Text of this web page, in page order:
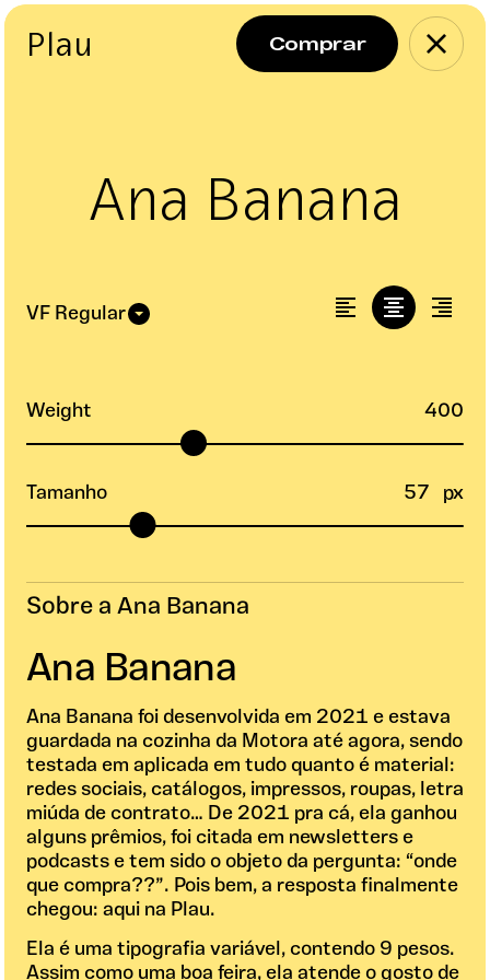
Plau
Ana Banana
Weight 400
Tamanho 57 px
Sobre a Ana Banana
Ana Banana
Ana Banana foi desenvolvida em 2021 e estava
guardada na cozinha da Motora até agora, sendo
testada em aplicada em tudo quanto é material:
redes sociais, catálogos, impressos, roupas, letra
miúda de contrato… De 2021 pra cá, ela ganhou
alguns prêmios, foi citada em newsletters e
podcasts e tem sido o objeto da pergunta: “onde
que compra??”. Pois bem, a resposta finalmente
chegou: aqui na Plau.
Ela é uma tipografia variável, contendo 9 pesos.
Assim como uma boa feira, ela atende o gosto de